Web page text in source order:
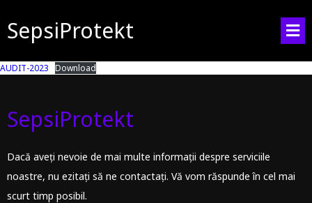
SepsiProtekt
AUDIT-2023 Download
SepsiProtekt
Dacă aveți nevoie de mai multe informații despre serviciile
noastre, nu ezitați să ne contactați. Vă vom răspunde în cel mai
scurt timp posibil.